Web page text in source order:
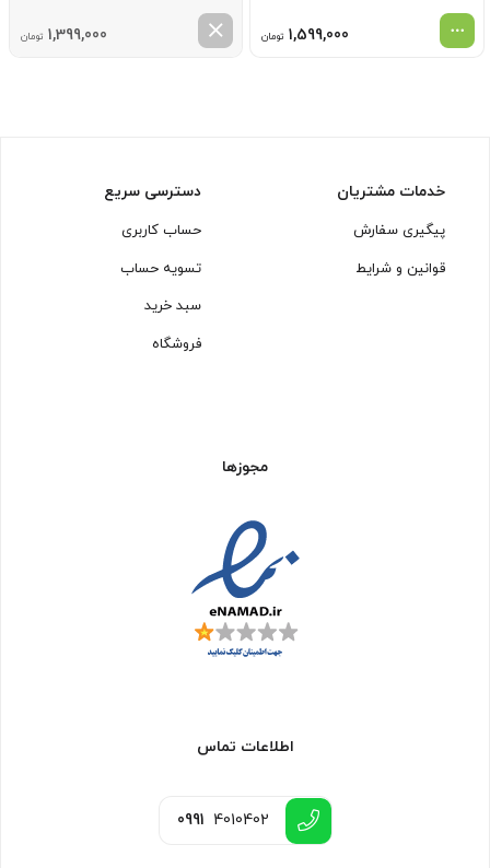
1,599,000 تومان 1,399,000 تومان
خدمات مشتریان
پیگیری سفارش
قوانین و شرایط
دسترسی سریع
حساب کاربری
تسویه حساب
سبد خرید
فروشگاه
مجوزها
اطلاعات تماس
0991 4010402